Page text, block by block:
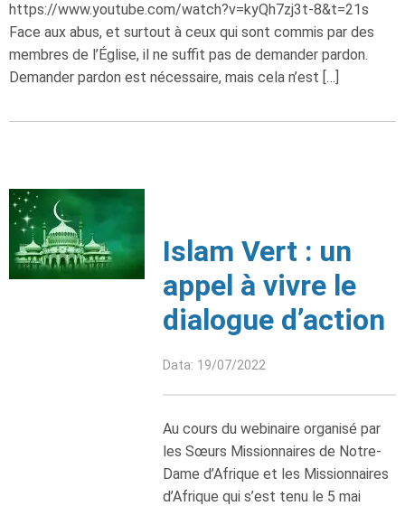
https://www.youtube.com/watch?v=kyQh7zj3t-8&t=21s
Face aux abus, et surtout à ceux qui sont commis par des
membres de l’Église, il ne suffit pas de demander pardon.
Demander pardon est nécessaire, mais cela n’est […]
Islam Vert : un
appel à vivre le
dialogue d’action
Data: 19/07/2022
Au cours du webinaire organisé par
les Sœurs Missionnaires de Notre-
Dame d’Afrique et les Missionnaires
d’Afrique qui s’est tenu le 5 mai